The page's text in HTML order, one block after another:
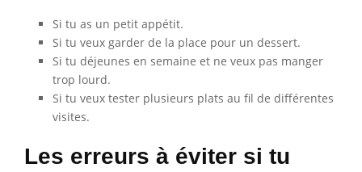
Si tu as un petit appétit.
Si tu veux garder de la place pour un dessert.
Si tu déjeunes en semaine et ne veux pas manger
trop lourd.
Si tu veux tester plusieurs plats au fil de différentes
visites.
Les erreurs à éviter si tu